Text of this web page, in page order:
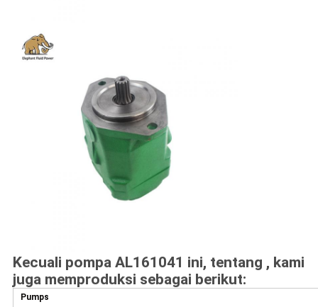
Kecuali pompa AL161041 ini, tentang , kami
juga memproduksi sebagai berikut:
Pumps